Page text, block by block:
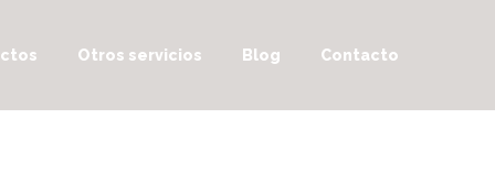
Otros servicios Blog Contacto